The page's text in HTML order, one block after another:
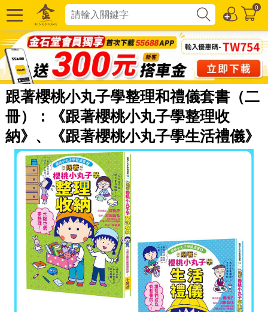
0
跟著櫻桃小丸子學整理和禮儀套書（二
冊）：《跟著櫻桃小丸子學整理收
納》、《跟著櫻桃小丸子學生活禮儀》